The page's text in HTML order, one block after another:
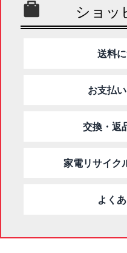
ショッ
送料
お支払
交換・返
家電リサイク
よく